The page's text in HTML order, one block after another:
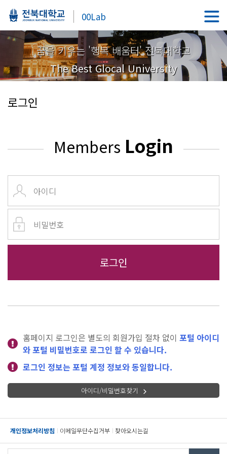
00Lab
꿈을 키우는 '행복 배움터' 전북대학교
The Best Glocal University
로그인
Members Login
홈페이지 로그인은 별도의 회원가입 절차 없이 포털 아이디
와 포털 비밀번호로 로그인 할 수 있습니다.
로그인 정보는 포털 계정 정보와 동일합니다.
아이디/비밀번호찾기
개인정보처리방침 이메일무단수집거부 찾아오시는길